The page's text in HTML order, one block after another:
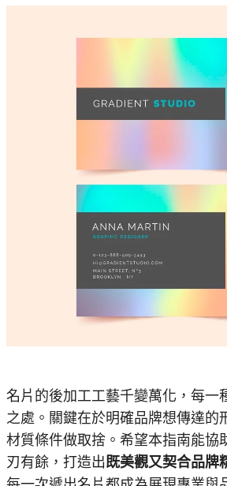
名片的後加工工藝千變萬化，每一
之處。關鍵在於明確品牌想傳達的
材質條件做取捨。希望本指南能協
刃有餘，打造出既美觀又契合品牌